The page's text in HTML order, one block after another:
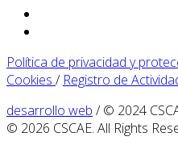
Política de privacidad y
Cookies / Registro de
desarrollo web / © 2024
© 2026 CSCAE. All Rights